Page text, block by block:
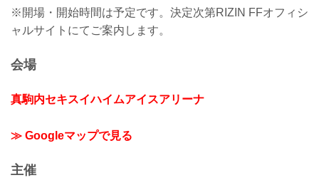
※開場・開始時間は予定です。決定次第RIZIN FFオフィシ
ャルサイトにてご案内します。
会場
真駒内セキスイハイムアイスアリーナ
≫ Googleマップで見る
主催